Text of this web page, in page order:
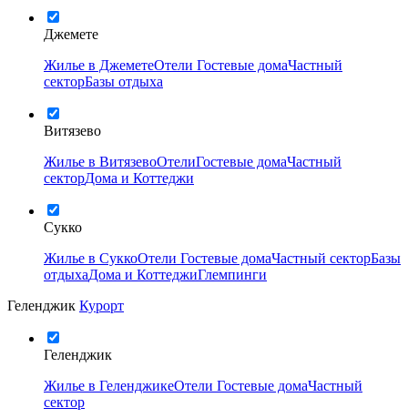
Джемете
Жилье в ДжеметеОтели Гостевые домаЧастный
секторБазы отдыха
Витязево
Жилье в ВитязевоОтелиГостевые домаЧастный
секторДома и Коттеджи
Сукко
Жилье в СуккоОтели Гостевые домаЧастный секторБазы
отдыхаДома и КоттеджиГлемпинги
Геленджик Курорт
Геленджик
Жилье в ГеленджикеОтели Гостевые домаЧастный
сектор